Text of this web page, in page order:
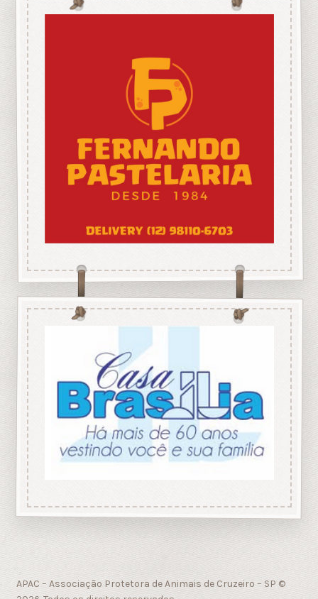
APAC – Associação Protetora de Animais de Cruzeiro – SP ©